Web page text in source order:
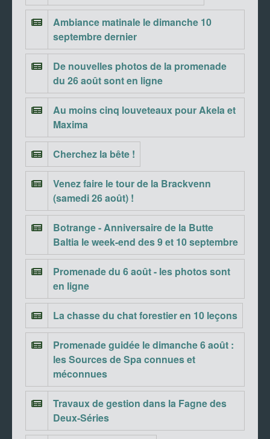
Ambiance matinale le dimanche 10
septembre dernier
De nouvelles photos de la promenade
du 26 août sont en ligne
Au moins cinq louveteaux pour Akela et
Maxima
Cherchez la bête !
Venez faire le tour de la Brackvenn
(samedi 26 août) !
Botrange - Anniversaire de la Butte
Baltia le week-end des 9 et 10 septembre
Promenade du 6 août - les photos sont
en ligne
La chasse du chat forestier en 10 leçons
Promenade guidée le dimanche 6 août :
les Sources de Spa connues et
méconnues
Travaux de gestion dans la Fagne des
Deux-Séries